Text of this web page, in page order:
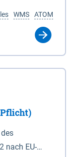
2), 2.
im
89) mit
Abbildung
dargestellt
ATOM
WMS
nach EU-